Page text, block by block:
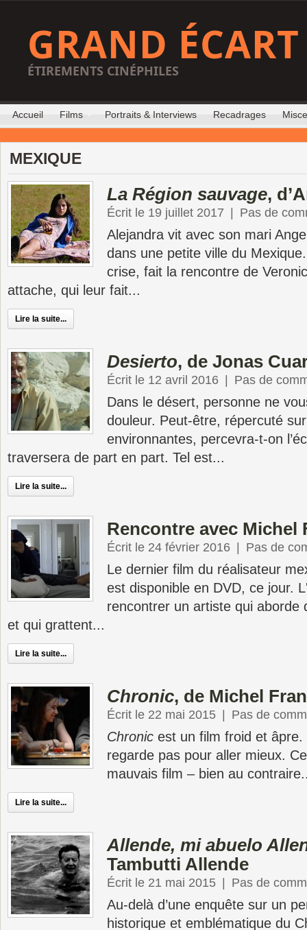
GRAND ÉCART
ÉTIREMENTS CINÉPHILES
Accueil Films Portraits & Interviews Recadrages
MEXIQUE
La Région sauvage,
Écrit le 19 juillet 2017 Pas de
Alejandra vit avec son mari
dans une petite ville du
crise, fait la rencontre de
attache, qui leur fait...
Lire la suite...
Desierto, de Jonas
Écrit le 12 avril 2016 Pas de
Dans le désert, personne ne
douleur. Peut-être, répercuté
environnantes, percevra-t-on
traversera de part en part. Tel est...
Lire la suite...
Rencontre avec Michel
Écrit le 24 février 2016 Pas de
Le dernier film du réalisateur
est disponible en DVD, ce jour.
rencontrer un artiste qui aborde
et qui grattent...
Lire la suite...
Chronic, de Michel
Écrit le 22 mai 2015 Pas de
Chronic est un film froid et âpre.
regarde pas pour aller mieux.
mauvais film – bien au
Lire la suite...
Allende, mi abuelo
Tambutti Allende
Écrit le 21 mai 2015 Pas de
Au-delà d’une enquête sur un
historique et emblématique du